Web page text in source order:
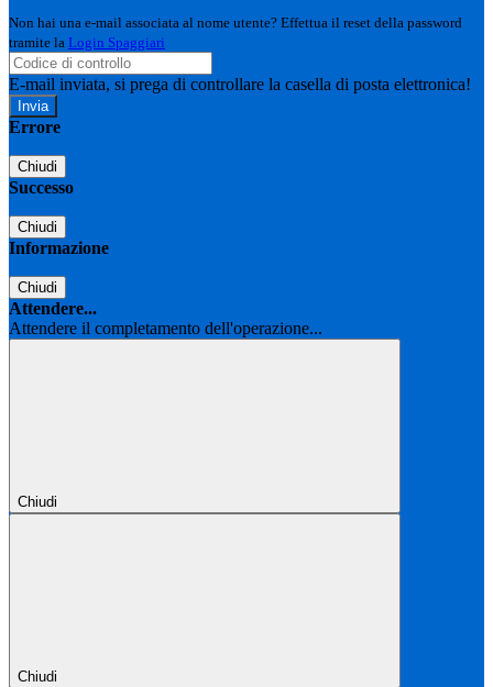
Non hai una e-mail associata al nome utente? Effettua il reset della password
tramite la Login Spaggiari
E-mail inviata, si prega di controllare la casella di posta elettronica!
Errore
Chiudi
Successo
Chiudi
Informazione
Chiudi
Attendere...
Attendere il completamento dell'operazione...
Chiudi
Chiudi